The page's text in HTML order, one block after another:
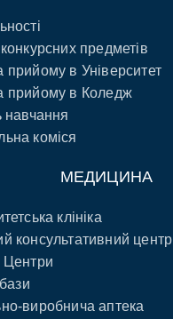
предметів
прийому в Університет
прийому в Коледж
навчання
коміся
МЕДИЦИНА
клініка
консультативний центр
Центри
виробнича аптека